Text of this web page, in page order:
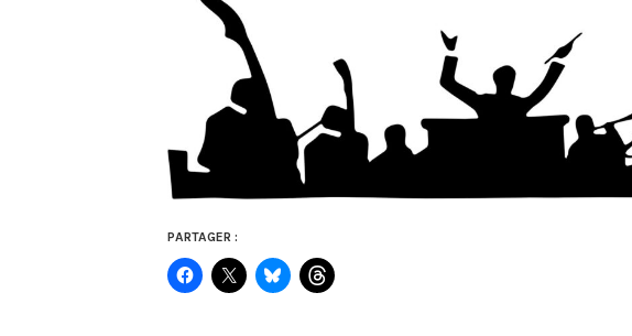
PARTAGER :